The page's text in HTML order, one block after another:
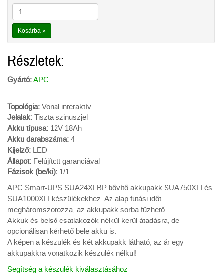
Kosárba »
Részletek:
Gyártó:APC
Topológia: Vonal interaktív
Jelalak: Tiszta szinuszjel
Akku típusa: 12V 18Ah
Akku darabszáma: 4
Kijelző: LED
Állapot: Felújított garanciával
Fázisok (be/ki): 1/1
APC Smart-UPS SUA24XLBP bővítő akkupakk SUA750XLI és
SUA1000XLI készülékekhez. Az alap futási időt
megháromszorozza, az akkupakk sorba fűzhető.
Akkuk és belső csatlakozók nélkül kerül átadásra, de
opcionálisan kérhető bele akku is.
A képen a készülék és két akkupakk látható, az ár egy
akkupakkra vonatkozik készülék nélkül!
Segítség a készülék kiválasztásához